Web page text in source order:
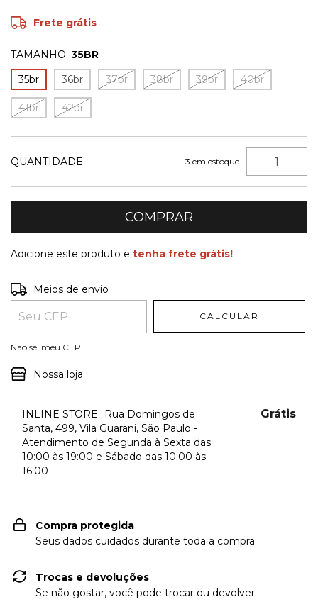
Frete grátis
TAMANHO: 35BR
35br
36br 37br 38br 39br 40br
41br 42br
QUANTIDADE 3 em estoque
Adicione este produto e tenha frete grátis!
Entregas para o CEP:
Meios de envio
CALCULAR
Não sei meu CEP
Nossa loja
INLINE STORE
Rua Domingos de
Santa, 499, Vila Guarani, São Paulo -
Atendimento de Segunda à Sexta das
10:00 às 19:00 e Sábado das 10:00 às
16:00
Grátis
Compra protegida
Seus dados cuidados durante toda a compra.
Trocas e devoluções
Se não gostar, você pode trocar ou devolver.